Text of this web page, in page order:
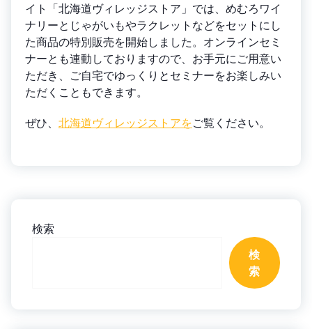
イト「北海道ヴィレッジストア」では、めむろワイ
ナリーとじゃがいもやラクレットなどをセットにし
た商品の特別販売を開始しました。オンラインセミ
ナーとも連動しておりますので、お手元にご用意い
ただき、ご自宅でゆっくりとセミナーをお楽しみい
ただくこともできます。
ぜひ、 北海道ヴィレッジストアをご覧ください。
検索
検
索